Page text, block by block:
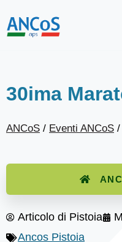
30ima
ANCoS / Eventi ANCoS /
Articolo di Pistoia
Ancos Pistoia